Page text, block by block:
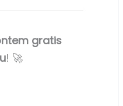
gratis
! 🚀